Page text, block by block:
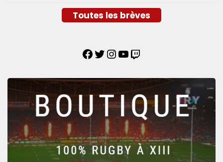
Toutes les brèves